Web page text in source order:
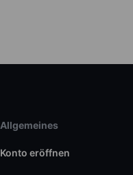
Allgemeines
Konto eröffnen